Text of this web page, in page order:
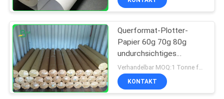
Querformat-Plotter-
Papier 60g 70g 80g
undurchsichtiges
Bondfür die Kleiderfabrik
glatt
KONTAKT